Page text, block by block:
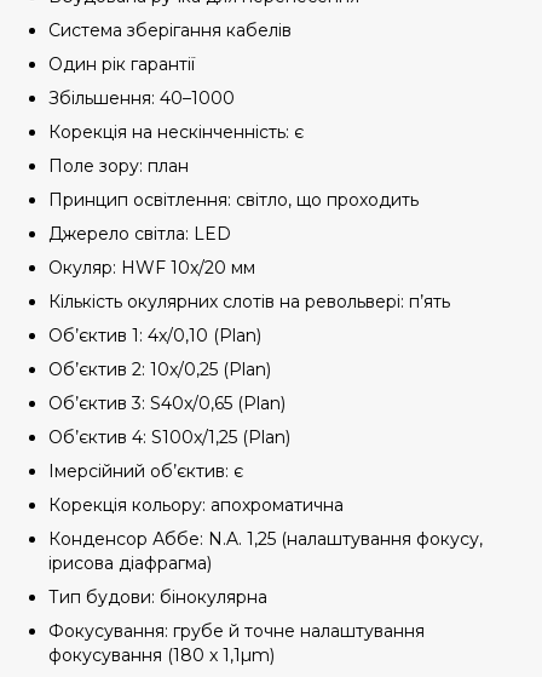
Система зберігання кабелів
Один рік гарантії
Збільшення: 40–1000
Корекція на нескінченність: є
Поле зору: план
Принцип освітлення: світло, що проходить
Джерело світла: LED
Окуляр: HWF 10x/20 мм
Кількість окулярних слотів на револьвері: п’ять
Об’єктив 1: 4x/0,10 (Plan)
Об’єктив 2: 10x/0,25 (Plan)
Об’єктив 3: S40x/0,65 (Plan)
Об’єктив 4: S100x/1,25 (Plan)
Імерсійний об’єктив: є
Корекція кольору: апохроматична
Конденсор Аббе: N.A. 1,25 (налаштування фокусу,
ірисова діафрагма)
Тип будови: бінокулярна
Фокусування: грубе й точне налаштування
фокусування (180 x 1,1µm)